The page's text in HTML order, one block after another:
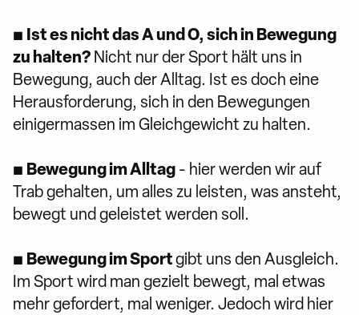
▪ Ist es nicht das A und O, sich in Bewegung
zu halten?Nicht nur der Sport hält uns in
Bewegung, auch der Alltag. Ist es doch eine
Herausforderung, sich in den Bewegungen
einigermassen im Gleichgewicht zu halten.
▪ Bewegung im Alltag- hier werden wir auf
Trab gehalten, um alles zu leisten, was ansteht,
bewegt und geleistet werden soll.
▪ Bewegung im Sportgibt uns den Ausgleich.
Im Sport wird man gezielt bewegt, mal etwas
mehr gefordert, mal weniger. Jedoch wird hier